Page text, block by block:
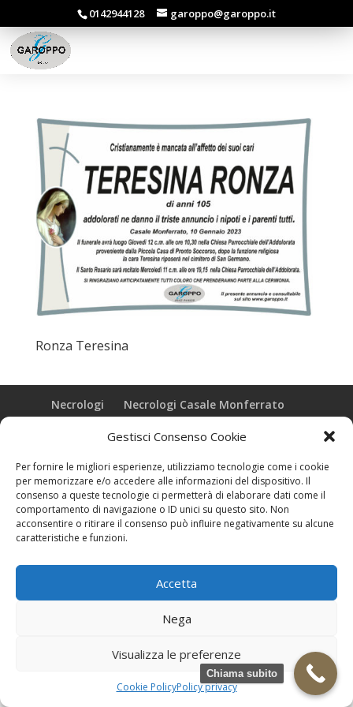
Gestisci Consenso Cookie
Per fornire le migliori esperienze, utilizziamo tecnologie come i cookie
per memorizzare e/o accedere alle informazioni del dispositivo. Il
consenso a queste tecnologie ci permetterà di elaborare dati come il
comportamento di navigazione o ID unici su questo sito. Non
acconsentire o ritirare il consenso può influire negativamente su alcune
caratteristiche e funzioni.
Accetta
Nega
Visualizza le preferenze
Cookie PolicyPolicy privacy
0142944128 garoppo@garoppo.it
Ronza Teresina
Necrologi
Necrologi Casale Monferrato
Necrologi Alessandria
Necrologi Piemonte
Realizzazione grafica e Copyright © zeropensieri local web -
Casale Monferrato info@zeropensieri-cloud
Chiama subito